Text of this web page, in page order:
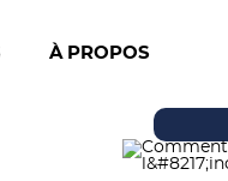
À PROPOS